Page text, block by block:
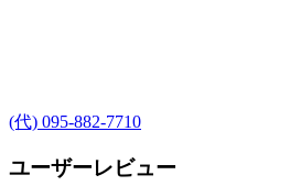
(代) 095-882-7710
ユーザーレビュー